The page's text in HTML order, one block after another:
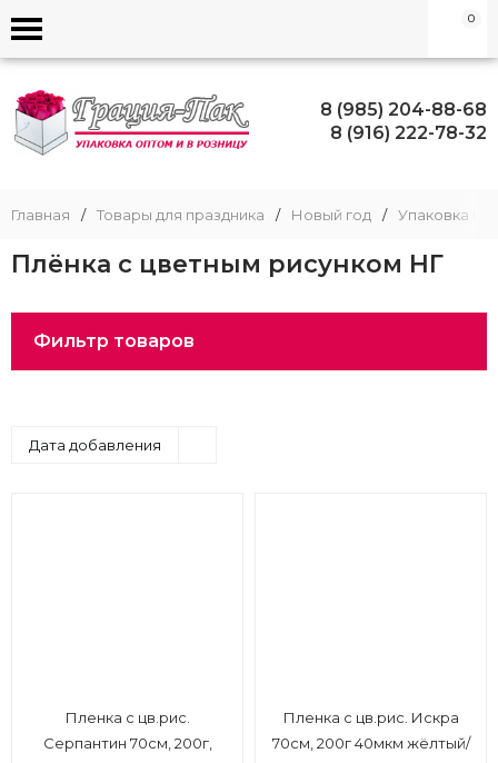
0
8 (985) 204-88-68
8 (916) 222-78-32
Главная / Товары для праздника / Новый год / Упаковка НГ
Плёнка с цветным рисунком НГ
Фильтр товаров
Дата добавления
Пленка с цв.рис.
Серпантин 70см, 200г,
Пленка с цв.рис. Искра
70см, 200г 40мкм жёлтый/